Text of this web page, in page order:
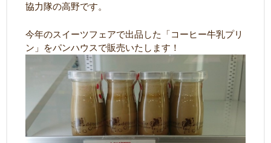
協力隊の高野です。
今年のスイーツフェアで出品した「コーヒー牛乳プリ
ン」をパンハウスで販売いたします！